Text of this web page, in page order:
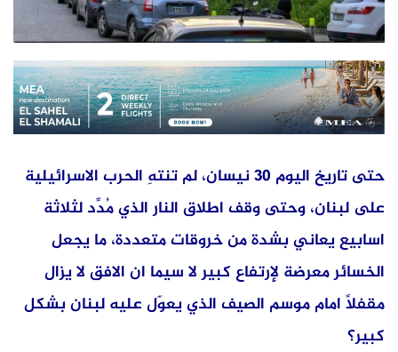
حتى تاريخ اليوم 30 نيسان، لم تنتهِ الحرب الاسرائيلية
على لبنان، وحتى وقف اطلاق النار الذي مُدِّد لثلاثة
اسابيع يعاني بشدة من خروقات متعددة، ما يجعل
الخسائر معرضة لإرتفاع كبير لا سيما ان الافق لا يزال
مقفلاً امام موسم الصيف الذي يعوّل عليه لبنان بشكل
كبير؟